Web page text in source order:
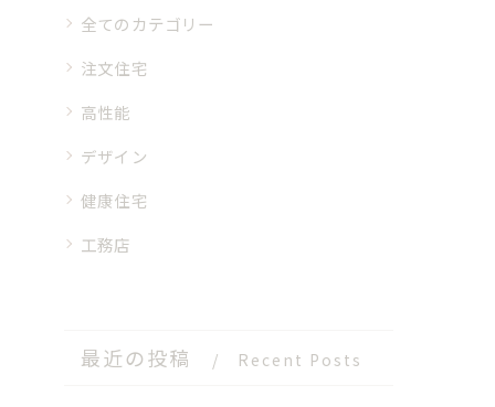
全てのカテゴリー
注文住宅
高性能
デザイン
健康住宅
工務店
最近の投稿 Recent Posts